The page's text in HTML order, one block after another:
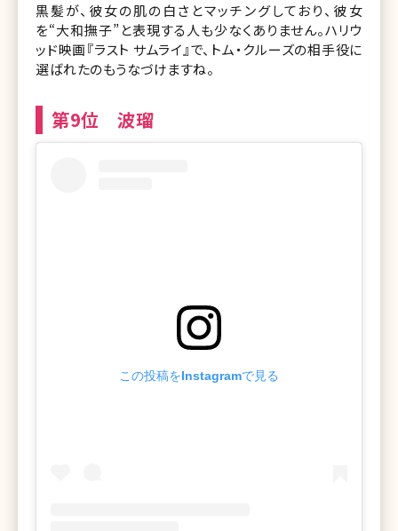
黒髪が、彼女の肌の白さとマッチングしており、彼女
を“大和撫子”と表現する人も少なくありません。ハリウ
ッド映画『ラスト サムライ』で、トム・クルーズの相手役に
選ばれたのもうなづけますね。
第9位 波瑠
この投稿をInstagramで見る